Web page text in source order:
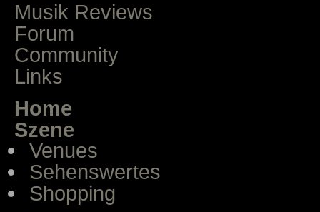
Musik Reviews
Forum
Community
Links
Home
Szene
Venues
Sehenswertes
Shopping